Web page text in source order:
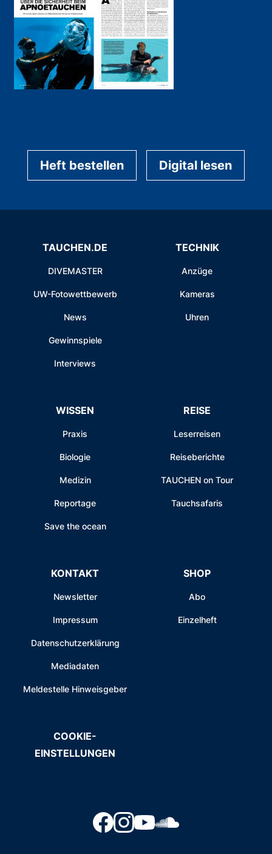
Heft bestellen Digital lesen
TAUCHEN.DE
DIVEMASTER
UW-Fotowettbewerb
News
Gewinnspiele
Interviews
TECHNIK
Anzüge
Kameras
Uhren
WISSEN
Praxis
Biologie
Medizin
Reportage
Save the ocean
REISE
Leserreisen
Reiseberichte
TAUCHEN on Tour
Tauchsafaris
KONTAKT
Newsletter
Impressum
Datenschutzerklärung
Mediadaten
Meldestelle Hinweisgeber
SHOP
Abo
Einzelheft
COOKIE-
EINSTELLUNGEN